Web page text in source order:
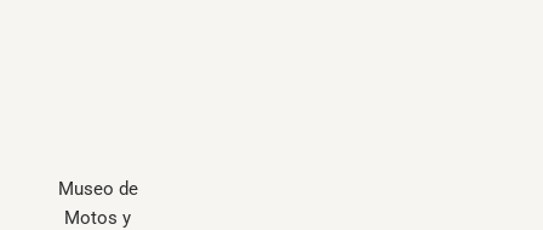
Museo de
Motos y